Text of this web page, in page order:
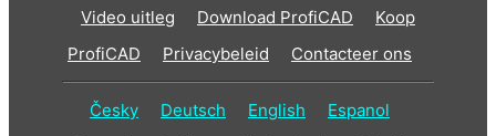
Video uitleg
Download ProfiCAD
Koop
ProfiCAD
Privacybeleid Contacteer ons
Česky Deutsch English
Espanol